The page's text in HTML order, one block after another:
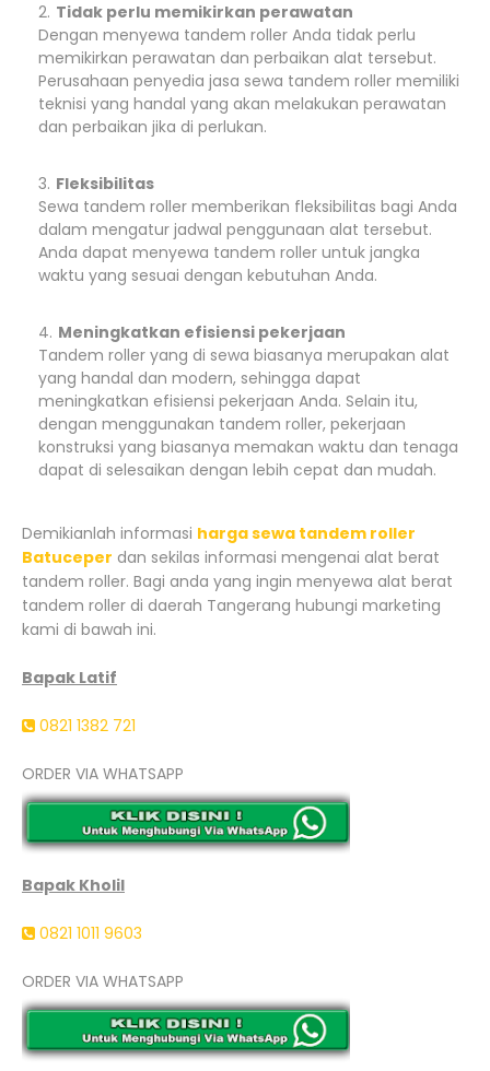
Tidak perlu memikirkan perawatan
Dengan menyewa tandem roller Anda tidak perlu
memikirkan perawatan dan perbaikan alat tersebut.
Perusahaan penyedia jasa sewa tandem roller memiliki
teknisi yang handal yang akan melakukan perawatan
dan perbaikan jika di perlukan.
Fleksibilitas
Sewa tandem roller memberikan fleksibilitas bagi Anda
dalam mengatur jadwal penggunaan alat tersebut.
Anda dapat menyewa tandem roller untuk jangka
waktu yang sesuai dengan kebutuhan Anda.
Meningkatkan efisiensi pekerjaan
Tandem roller yang di sewa biasanya merupakan alat
yang handal dan modern, sehingga dapat
meningkatkan efisiensi pekerjaan Anda. Selain itu,
dengan menggunakan tandem roller, pekerjaan
konstruksi yang biasanya memakan waktu dan tenaga
dapat di selesaikan dengan lebih cepat dan mudah.
Demikianlah informasi harga sewa tandem roller
Batuceper dan sekilas informasi mengenai alat berat
tandem roller. Bagi anda yang ingin menyewa alat berat
tandem roller di daerah Tangerang hubungi marketing
kami di bawah ini.
Bapak Latif
0821 1382 721
ORDER VIA WHATSAPP
Bapak Kholil
0821 1011 9603
ORDER VIA WHATSAPP